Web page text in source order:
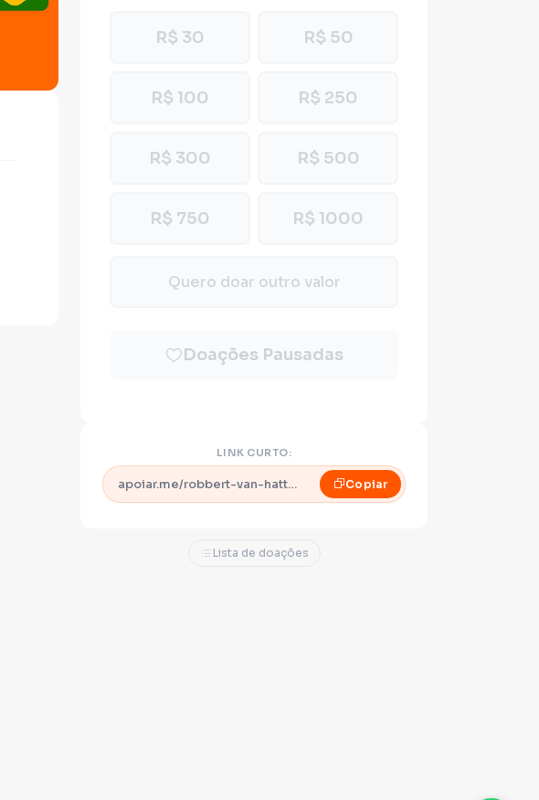
R$ 30 R$ 50
R$ 100 R$ 250
R$ 300 R$ 500
R$ 750 R$ 1000
Quero doar outro valor
Doações Pausadas
LINK CURTO:
apoiar.me/robbert-van-hattem Copiar
Lista de doações